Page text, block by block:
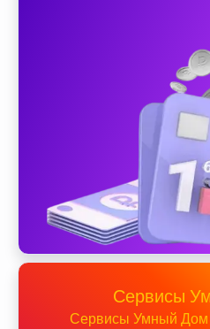
Сервисы
Сервисы Умный Дом